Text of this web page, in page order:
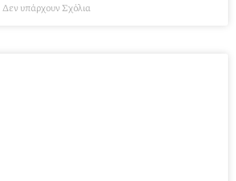
Δεν υπάρχουν Σχόλια